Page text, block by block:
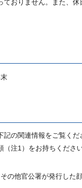
おりません。また、休
の関連情報をご覧くだ
注1）をお持ちください
の他官公署が発行した